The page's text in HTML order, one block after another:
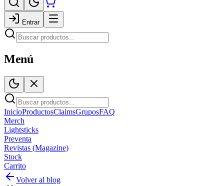
Entrar
Menú
InicioProductosClaimsGruposFAQ
Merch
Lightsticks
Preventa
Revistas (Magazine)
Stock
Carrito
Volver al blog